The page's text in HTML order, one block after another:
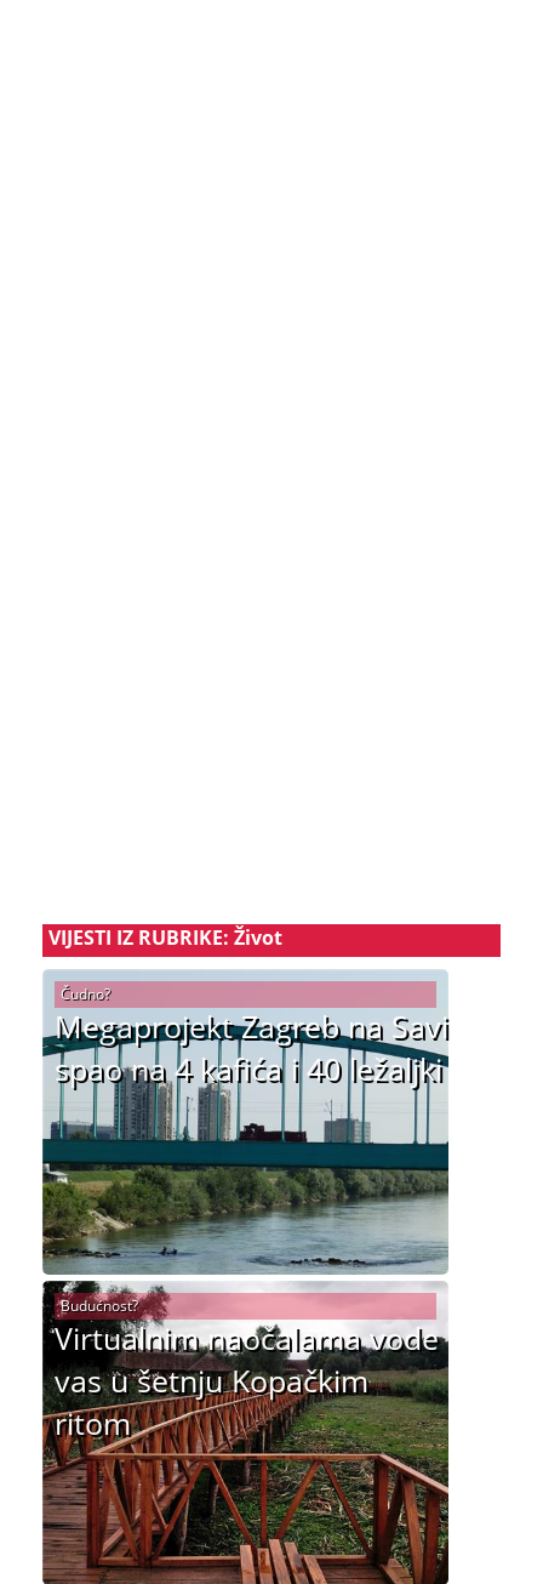
VIJESTI IZ RUBRIKE: Život
Megaprojekt Zagreb na Savi
spao na 4 kafića i 40 ležaljki
Čudno?
Virtualnim naočalama vode
vas u šetnju Kopačkim
ritom
Budućnost?